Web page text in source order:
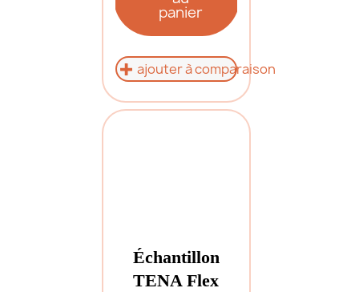
panier
ajouter à comparaison
Échantillon
TENA Flex